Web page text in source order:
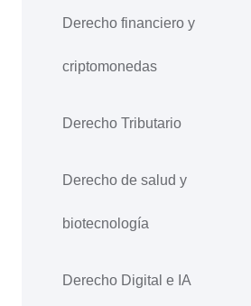
Derecho financiero y
criptomonedas
Derecho Tributario
Derecho de salud y
biotecnología
Derecho Digital e IA